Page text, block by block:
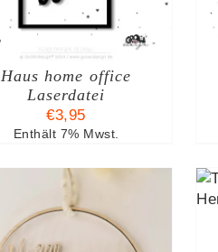
Haus home office
Laserdatei
€3,95
Enthält 7% Mwst.
IN DEN WARENKORB
DETAILS